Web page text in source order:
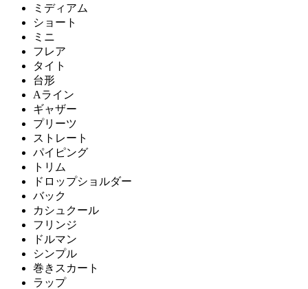
ミディアム
ショート
ミニ
フレア
タイト
台形
Aライン
ギャザー
プリーツ
ストレート
パイピング
トリム
ドロップショルダー
バック
カシュクール
フリンジ
ドルマン
シンプル
巻きスカート
ラップ